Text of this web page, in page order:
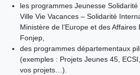
les programmes Jeunesse
Ville Vie Vacances – Solidarité
Ministère de l’Europe et des
Fonjep,
des programmes départementaux
(exemples : Projets Jeunes 45,
vos projets…).